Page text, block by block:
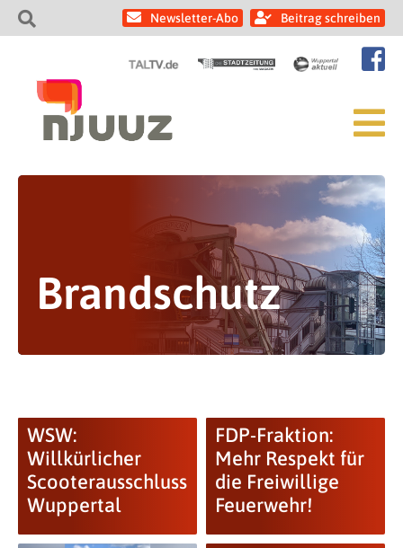
Newsletter-Abo Beitrag schreiben
Brandschutz
WSW:
Willkürlicher
Scooterausschluss
Wuppertal
FDP-Fraktion:
Mehr Respekt für
die Freiwillige
Feuerwehr!